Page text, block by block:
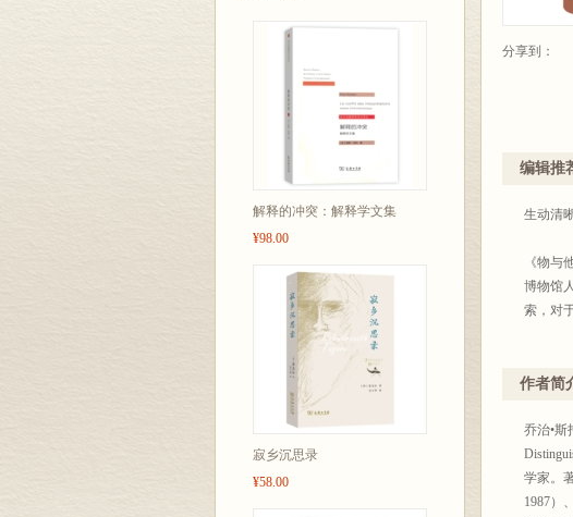
解释的冲突：解释学文集
¥98.00
寂乡沉思录
¥58.00
分享到：
编辑推
生动清
《物与
博物馆
索，对
作者简
乔治•斯
学家。
1987）